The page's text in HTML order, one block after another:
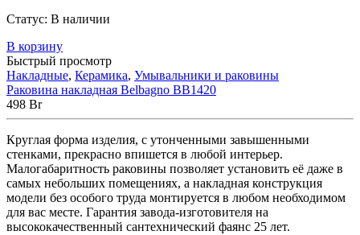
Статус: В наличии
В корзину
Быстрый просмотр
Накладные, Керамика, Умывальники и раковины
Раковина накладная Belbagno BB1420
498 Br
Круглая форма изделия, с утонченными завышенными
стенками, прекрасно впишется в любой интерьер.
Малогабаритность раковины позволяет установить её даже в
самых небольших помещениях, а накладная конструкция
модели без особого труда монтируется в любом необходимом
для вас месте. Гарантия завода-изготовителя на
высококачественный сантехнический фаянс 25 лет.